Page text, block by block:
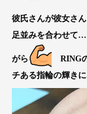
彼氏さんが彼女さ
足並みを合わせて
がら RING
チある指輪の輝き